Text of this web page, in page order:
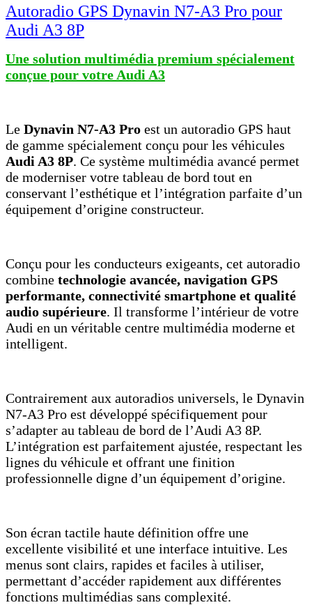
Autoradio GPS Dynavin N7-A3 Pro pour
Audi A3 8P
Une solution multimédia premium spécialement
conçue pour votre Audi A3
Le Dynavin N7-A3 Pro est un autoradio GPS haut
de gamme spécialement conçu pour les véhicules
Audi A3 8P. Ce système multimédia avancé permet
de moderniser votre tableau de bord tout en
conservant l’esthétique et l’intégration parfaite d’un
équipement d’origine constructeur.
Conçu pour les conducteurs exigeants, cet autoradio
combine technologie avancée, navigation GPS
performante, connectivité smartphone et qualité
audio supérieure. Il transforme l’intérieur de votre
Audi en un véritable centre multimédia moderne et
intelligent.
Contrairement aux autoradios universels, le Dynavin
N7-A3 Pro est développé spécifiquement pour
s’adapter au tableau de bord de l’Audi A3 8P.
L’intégration est parfaitement ajustée, respectant les
lignes du véhicule et offrant une finition
professionnelle digne d’un équipement d’origine.
Son écran tactile haute définition offre une
excellente visibilité et une interface intuitive. Les
menus sont clairs, rapides et faciles à utiliser,
permettant d’accéder rapidement aux différentes
fonctions multimédias sans complexité.